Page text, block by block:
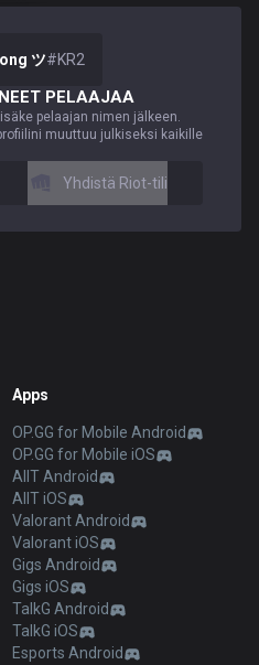
ツ#KR2
PELAAJAA
pelaajan nimen jälkeen.
muuttuu julkiseksi kaikille
Yhdistä Riot-tili
Apps
OP.GG for Mobile Android
OP.GG for Mobile iOS
AllT Android
AllT iOS
Valorant Android
Valorant iOS
Gigs Android
Gigs iOS
TalkG Android
TalkG iOS
Esports Android